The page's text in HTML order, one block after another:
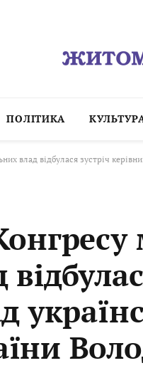
ПОЛІТИКА
влад відбулася зустріч